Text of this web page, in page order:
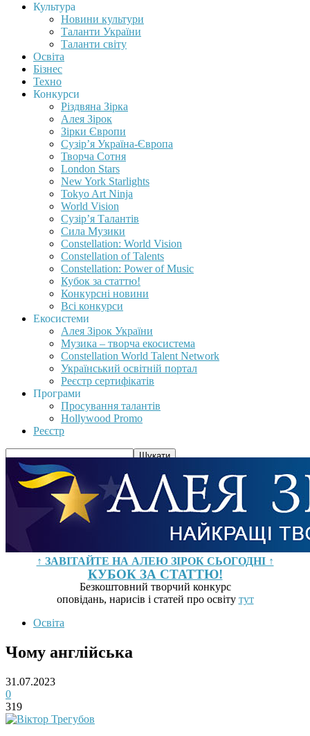
Культура
Новини культури
Таланти України
Таланти світу
Освіта
Бізнес
Техно
Конкурси
Різдвяна Зірка
Алея Зірок
Зірки Європи
Сузір’я Україна-Європа
Творча Сотня
London Stars
New York Starlights
Tokyo Art Ninja
World Vision
Сузір’я Талантів
Сила Музики
Constellation: World Vision
Constellation of Talents
Constellation: Power of Music
Кубок за статтю!
Конкурсні новини
Всі конкурси
Екосистеми
Алея Зірок України
Музика – творча екосистема
Constellation World Talent Network
Український освітній портал
Реєстр сертифікатів
Програми
Просування талантів
Hollywood Promo
Реєстр
↑ ЗАВІТАЙТЕ НА АЛЕЮ ЗІРОК СЬОГОДНІ ↑
КУБОК ЗА СТАТТЮ!
Безкоштовний творчий конкурс
оповідань, нарисів і статей про освіту тут
Освіта
Чому англійська
31.07.2023
0
319